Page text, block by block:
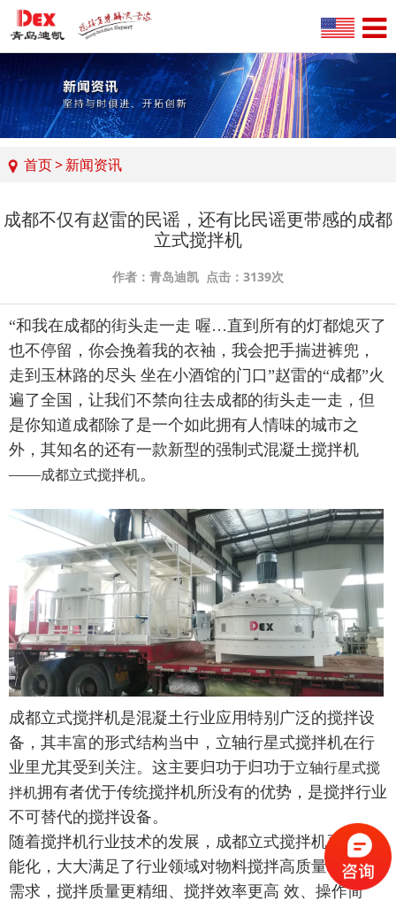
首页>新闻资讯
成都不仅有赵雷的民谣，还有比民谣更带感的成都
立式搅拌机
作者：青岛迪凯 点击：3139次
“和我在成都的街头走一走 喔…直到所有的灯都熄灭了
也不停留，你会挽着我的衣袖，我会把手揣进裤兜，
走到玉林路的尽头 坐在小酒馆的门口”赵雷的“成都”火
遍了全国，让我们不禁向往去成都的街头走一走，但
是你知道成都除了是一个如此拥有人情味的城市之
外，其知名的还有一款新型的强制式混凝土搅拌机
——成都立式搅拌机。
成都立式搅拌机是混凝土行业应用特别广泛的搅拌设
备，其丰富的形式结构当中，立轴行星式搅拌机在行
业里尤其受到关注。这主要归功于归功于立轴行星式搅
拌机拥有者优于传统搅拌机所没有的优势，是搅拌行业
不可替代的搅拌设备。
随着搅拌机行业技术的发展，成都立式搅拌机更加智
能化，大大满足了行业领域对物料搅拌高质量标准的
需求，搅拌质量更精细、搅拌效率更高 效、操作简